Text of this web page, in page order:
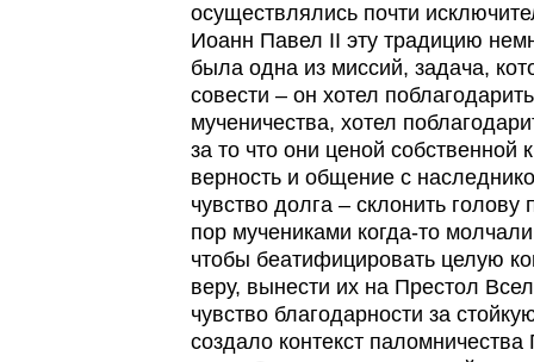
осуществлялись почти
Иоанн Павел II эту традицию
была одна из миссий, задача,
совести – он хотел
мученичества, хотел
за то что они ценой собственной
верность и общение с
чувство долга – склонить
пор мучениками когда-то
чтобы беатифицировать целую
веру, вынести их на Престол
чувство благодарности за
создало контекст